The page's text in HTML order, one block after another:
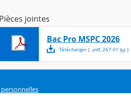
Pièces jointes
Bac Pro MSPC 2026
Télécharger( .pdf, 267.01 ko)